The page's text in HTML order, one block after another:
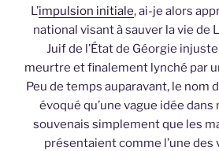
L’impulsion initiale, ai-je alors
national visant à sauver la vie de
Juif de l’État de Géorgie
meurtre et finalement lynché par
Peu de temps auparavant, le nom
évoqué qu’une vague idée dans
souvenais simplement que les
présentaient comme l’une des